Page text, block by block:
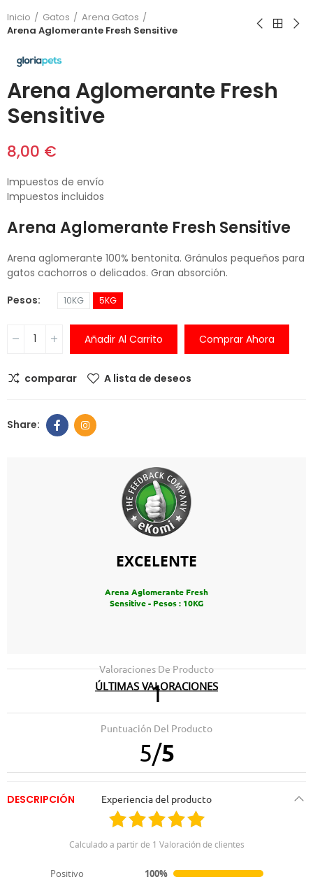
Inicio Gatos
Arena Gatos
Arena Aglomerante Fresh Sensitive
Arena Aglomerante Fresh
Sensitive
8,00 €
Impuestos de envío
Impuestos incluidos
Arena Aglomerante Fresh Sensitive
Arena aglomerante 100% bentonita. Gránulos pequeños para
gatos cachorros o delicados. Gran absorción.
Pesos
10KG 5KG
Añadir Al Carrito Comprar Ahora
comparar A lista de deseos
EXCELENTE
Arena Aglomerante Fresh
Sensitive - Pesos : 10KG
Valoraciones De Producto
1
Puntuación Del Producto
5/5
Experiencia del producto
Calculado a partir de 1 Valoración de clientes
Positivo
100%
ÚLTIMAS VALORACIONES
Estoy muy contenta con esta arena
DESCRIPCIÓN
Arena Aglomerante Fresh Sensitive